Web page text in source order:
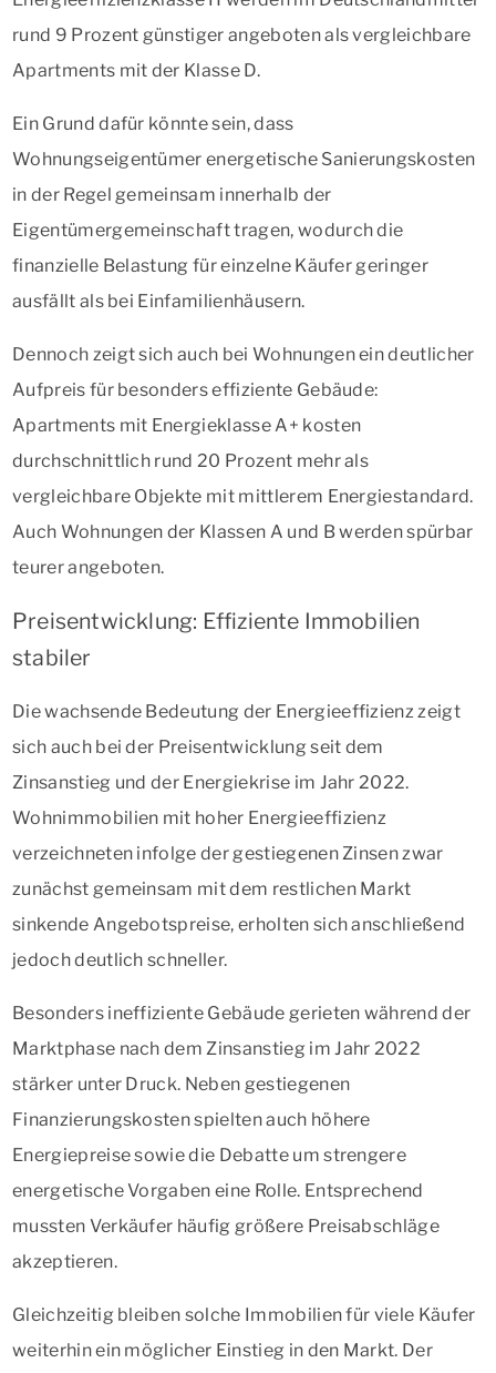
rund 9 Prozent günstiger angeboten als vergleichbare
Apartments mit der Klasse D.
Ein Grund dafür könnte sein, dass
Wohnungseigentümer energetische Sanierungskosten
in der Regel gemeinsam innerhalb der
Eigentümergemeinschaft tragen, wodurch die
finanzielle Belastung für einzelne Käufer geringer
ausfällt als bei Einfamilienhäusern.
Dennoch zeigt sich auch bei Wohnungen ein deutlicher
Aufpreis für besonders effiziente Gebäude:
Apartments mit Energieklasse A+ kosten
durchschnittlich rund 20 Prozent mehr als
vergleichbare Objekte mit mittlerem Energiestandard.
Auch Wohnungen der Klassen A und B werden spürbar
teurer angeboten.
Preisentwicklung: Effiziente Immobilien
stabiler
Die wachsende Bedeutung der Energieeffizienz zeigt
sich auch bei der Preisentwicklung seit dem
Zinsanstieg und der Energiekrise im Jahr 2022.
Wohnimmobilien mit hoher Energieeffizienz
verzeichneten infolge der gestiegenen Zinsen zwar
zunächst gemeinsam mit dem restlichen Markt
sinkende Angebotspreise, erholten sich anschließend
jedoch deutlich schneller.
Besonders ineffiziente Gebäude gerieten während der
Marktphase nach dem Zinsanstieg im Jahr 2022
stärker unter Druck. Neben gestiegenen
Finanzierungskosten spielten auch höhere
Energiepreise sowie die Debatte um strengere
energetische Vorgaben eine Rolle. Entsprechend
mussten Verkäufer häufig größere Preisabschläge
akzeptieren.
Gleichzeitig bleiben solche Immobilien für viele Käufer
weiterhin ein möglicher Einstieg in den Markt. Der